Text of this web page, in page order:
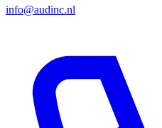
info@audinc.nl